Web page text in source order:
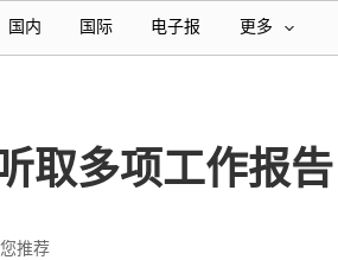
国内 国际 电子报 更多
取多项工作报告
推荐